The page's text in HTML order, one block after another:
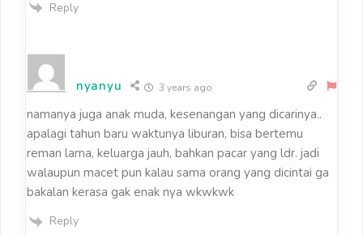
Reply
nyanyu 3 years ago
namanya juga anak muda, kesenangan yang dicarinya..
apalagi tahun baru waktunya liburan, bisa bertemu
reman lama, keluarga jauh, bahkan pacar yang ldr. jadi
walaupun macet pun kalau sama orang yang dicintai ga
bakalan kerasa gak enak nya wkwkwk
Reply